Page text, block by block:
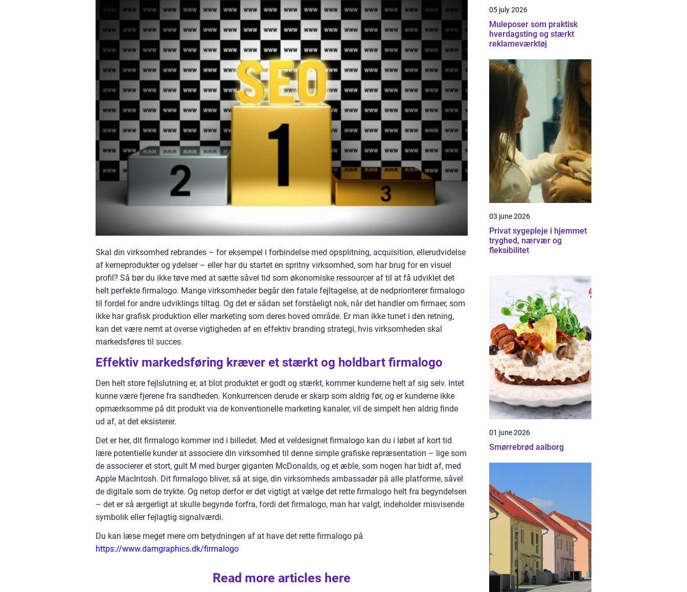
Skal din virksomhed rebrandes – for eksempel i forbindelse med opsplitning, acquisition, ellerudvidelse
af kerneprodukter og ydelser – eller har du startet en spritny virksomhed, som har brug for en visuel
profil? Så bør du ikke tøve med at sætte såvel tid som økonomiske ressourcer af til at få udviklet det
helt perfekte firmalogo. Mange virksomheder begår den fatale fejltagelse, at de nedprioriterer firmalogo
til fordel for andre udviklings tiltag. Og det er sådan set forståeligt nok, når det handler om firmaer, som
ikke har grafisk produktion eller marketing som deres hoved område. Er man ikke tunet i den retning,
kan det være nemt at overse vigtigheden af en effektiv branding strategi, hvis virksomheden skal
markedsføres til succes.
Effektiv markedsføring kræver et stærkt og holdbart firmalogo
Den helt store fejlslutning er, at blot produktet er godt og stærkt, kommer kunderne helt af sig selv. Intet
kunne være fjerene fra sandheden. Konkurrencen derude er skarp som aldrig før, og er kunderne ikke
opmærksomme på dit produkt via de konventionelle marketing kanaler, vil de simpelt hen aldrig finde
ud af, at det eksisterer.
Det er her, dit firmalogo kommer ind i billedet. Med et veldesignet firmalogo kan du i løbet af kort tid
lære potentielle kunder at associere din virksomhed til denne simple grafiske repræsentation – lige som
de associerer et stort, gult M med burger giganten McDonalds, og et æble, som nogen har bidt af, med
Apple MacIntosh. Dit firmalogo bliver, så at sige, din virksomheds ambassadør på alle platforme, såvel
de digitale som de trykte. Og netop derfor er det vigtigt at vælge det rette firmalogo helt fra begyndelsen
– det er så ærgerligt at skulle begynde forfra, fordi det firmalogo, man har valgt, indeholder misvisende
symbolik eller fejlagtig signalværdi.
Du kan læse meget mere om betydningen af at have det rette firmalogo på
https://www.damgraphics.dk/firmalogo
Read more articles here
05 july 2026
Muleposer som praktisk
hverdagsting og stærkt
reklameværktøj
03 june 2026
Privat sygepleje i hjemmet
tryghed, nærvær og
fleksibilitet
01 june 2026
Smørrebrød aalborg